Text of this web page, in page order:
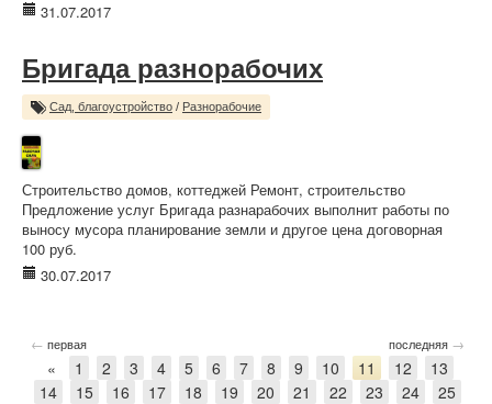
31.07.2017
Бригада разнорабочих
Сад, благоустройство / Разнорабочие
Строительство домов, коттеджей Ремонт, строительство
Предложение услуг Бригада разнарабочих выполнит работы по
выносу мусора планирование земли и другое цена договорная
100 руб.
30.07.2017
← первая последняя →
« 1 2 3 4 5 6 7 8 9 10 11 12
13
14
15 16 17 18 19 20 21 22 23 24
25